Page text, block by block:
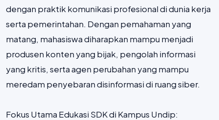
dengan praktik komunikasi profesional di dunia kerja
serta pemerintahan. Dengan pemahaman yang
matang, mahasiswa diharapkan mampu menjadi
produsen konten yang bijak, pengolah informasi
yang kritis, serta agen perubahan yang mampu
meredam penyebaran disinformasi di ruang siber.
Fokus Utama Edukasi SDK di Kampus Undip: